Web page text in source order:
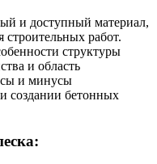
и доступный материал,
строительных работ.
структуры
и область
и минусы
создании бетонных